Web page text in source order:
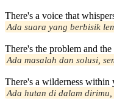
There's a voice that
Ada suara yang berbisik
There's the problem and
Ada masalah dan solusi,
There's a wilderness within
Ada hutan di dalam